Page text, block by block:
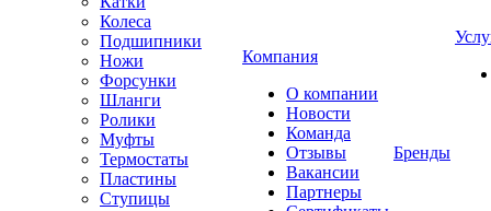
Колеса
Подшипники
Ножи
Форсунки
Шланги
Ролики
Муфты
Термостаты
Пластины
Ступицы
Компания
О компании
Новости
Команда
Отзывы
Вакансии
Партнеры
Бренды